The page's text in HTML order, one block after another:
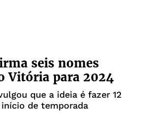
seis nomes
Vitória para 2024
que a ideia é fazer 12
de temporada